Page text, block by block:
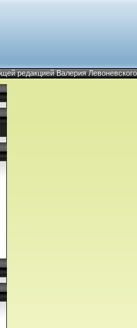
редакцией Валерия Левоневского